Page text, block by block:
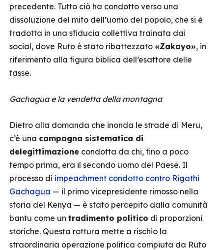
precedente. Tutto ciò ha condotto verso una
dissoluzione del mito dell’uomo del popolo, che si è
tradotta in una sfiducia collettiva trainata dai
social, dove Ruto è stato ribattezzato «Zakayo», in
riferimento alla figura biblica dell’esattore delle
tasse.
Gachagua e la vendetta della montagna
Dietro alla domanda che inonda le strade di Meru,
c’è una campagna sistematica di
delegittimazione condotta da chi, fino a poco
tempo prima, era il secondo uomo del Paese. Il
processo di impeachment condotto contro Rigathi
Gachagua — il primo vicepresidente rimosso nella
storia del Kenya — è stato percepito dalla comunità
bantu come un tradimento politico di proporzioni
storiche. Questa rottura mette a rischio la
straordinaria operazione politica compiuta da Ruto